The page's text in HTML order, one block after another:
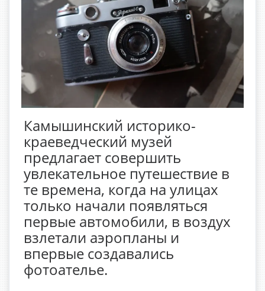
Камышинский историко-
краеведческий музей
предлагает совершить
увлекательное путешествие в
те времена, когда на улицах
только начали появляться
первые автомобили, в воздух
взлетали аэропланы и
впервые создавались
фотоателье.